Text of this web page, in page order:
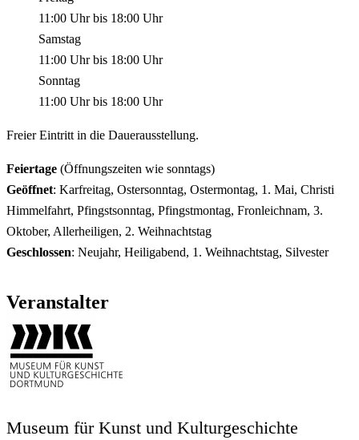
11:00 Uhrbis 18:00 Uhr
Samstag
11:00 Uhrbis 18:00 Uhr
Sonntag
11:00 Uhrbis 18:00 Uhr
Freier Eintritt in die Dauerausstellung.
Feiertage (Öffnungszeiten wie sonntags)
Geöffnet: Karfreitag, Ostersonntag, Ostermontag, 1. Mai, Christi
Himmelfahrt, Pfingstsonntag, Pfingstmontag, Fronleichnam, 3.
Oktober, Allerheiligen, 2. Weihnachtstag
Geschlossen: Neujahr, Heiligabend, 1. Weihnachtstag, Silvester
Veranstalter
Museum für Kunst und Kulturgeschichte